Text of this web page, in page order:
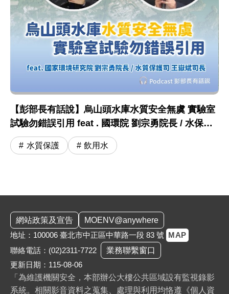
【彭部長有話說】烏山頭水庫水質安全無虞 實驗室
試驗勿錯誤引用 feat . 國環院 劉宗勇院長 / 水保司
王嶽斌司長
水質保護 飲用水
網站政策及宣告
MOENV@anywhere
地址：100006 臺北市中正區中華路一段 83 號 MAP
聯絡電話： (02)2311-7722
業務聯繫窗口
更新日期：115-08-06
「為維護機關安全，本部辦公大樓公共區域設有監視錄影
系統。相關影音資料之蒐集、處理與利用均恪遵《個人資